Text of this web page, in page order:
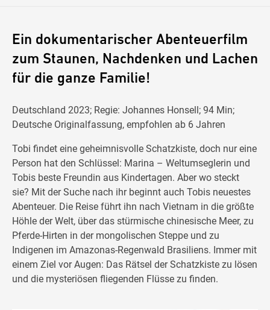
Ein dokumentarischer Abenteuerfilm
zum Staunen, Nachdenken und Lachen
für die ganze Familie!
Deutschland 2023; Regie: Johannes Honsell; 94 Min;
Deutsche Originalfassung, empfohlen ab 6 Jahren
Tobi findet eine geheimnisvolle Schatzkiste, doch nur eine
Person hat den Schlüssel: Marina – Weltumseglerin und
Tobis beste Freundin aus Kindertagen. Aber wo steckt
sie? Mit der Suche nach ihr beginnt auch Tobis neuestes
Abenteuer. Die Reise führt ihn nach Vietnam in die größte
Höhle der Welt, über das stürmische chinesische Meer, zu
Pferde-Hirten in der mongolischen Steppe und zu
Indigenen im Amazonas-Regenwald Brasiliens. Immer mit
einem Ziel vor Augen: Das Rätsel der Schatzkiste zu lösen
und die mysteriösen fliegenden Flüsse zu finden.